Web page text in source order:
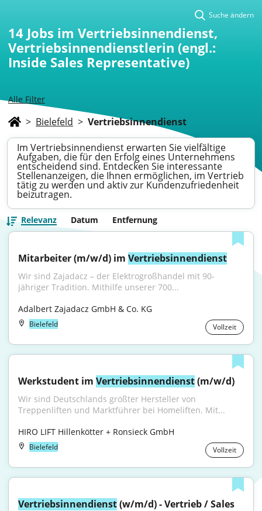
Alle Filter
Suche ändern
14 Jobs im Vertriebsinnendienst,
Vertriebsinnendienstlerin (engl.:
Inside Sales Representative)
> Bielefeld > Vertriebsinnendienst
Im Vertriebsinnendienst erwarten Sie vielfältige
Aufgaben, die für den Erfolg eines Unternehmens
entscheidend sind. Entdecken Sie interessante
Stellenanzeigen, die Ihnen ermöglichen, im Vertrieb
tätig zu werden und aktiv zur Kundenzufriedenheit
beizutragen.
Relevanz Datum Entfernung
Mitarbeiter (m/w/d) im Vertriebsinnendienst
Wir sind Zajadacz – der Elektrogroßhandel mit 90-
jähriger Tradition. Mithilfe unserer 700...
Adalbert Zajadacz GmbH & Co. KG
Bielefeld Vollzeit
Werkstudent im Vertriebsinnendienst (m/w/d)
Wir sind Deutschlands größter Hersteller von
Treppenliften und Marktführer bei Homeliften. Mit...
HIRO LIFT Hillenkötter + Ronsieck GmbH
Bielefeld Vollzeit
Vertriebsinnendienst (w/m/d) - Vertrieb / Sales